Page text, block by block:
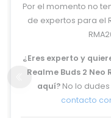
Por el momento no
de expertos para el
¿Eres experto y
Realme Buds 2 Neo
aquí? No lo
contacto